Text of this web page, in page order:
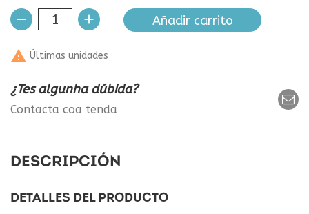
Añadir carrito
 Últimas unidades
¿Tes algunha dúbida?
Contacta coa tenda
DESCRIPCIÓN
DETALLES DEL PRODUCTO